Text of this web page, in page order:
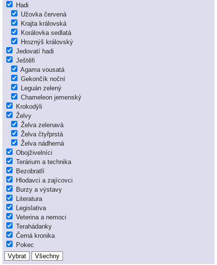
Hadi
Užovka červená
Krajta královská
Korálovka sedlatá
Hroznýš královský
Jedovatí hadi
Ještěři
Agama vousatá
Gekončík noční
Leguán zelený
Chameleon jemenský
Krokodýli
Želvy
Želva zelenavá
Želva čtyřprstá
Želva nádherná
Obojživelníci
Terárium a technika
Bezobratlí
Hlodavci a zajícovci
Burzy a výstavy
Literatura
Legislativa
Veterina a nemoci
Terahádanky
Černá kronika
Pokec